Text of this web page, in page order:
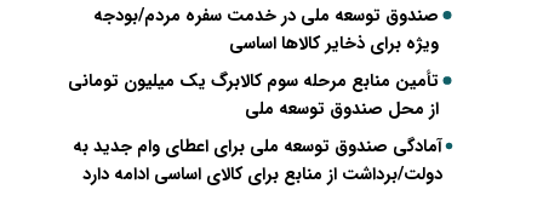
صندوق توسعه ملی در خدمت سفره مردم/بودجه
ویژه برای ذخایر کالاها اساسی
تأمین منابع مرحله سوم کالابرگ یک میلیون تومانی
از محل صندوق توسعه ملی
آمادگی صندوق توسعه ملی برای اعطای وام جدید به
دولت/برداشت از منابع برای کالای اساسی ادامه دارد